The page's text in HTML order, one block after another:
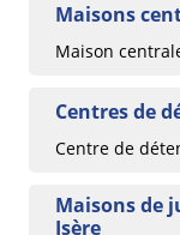
Maisons
Maison
Centres de
Centre de
Maisons de
Isère